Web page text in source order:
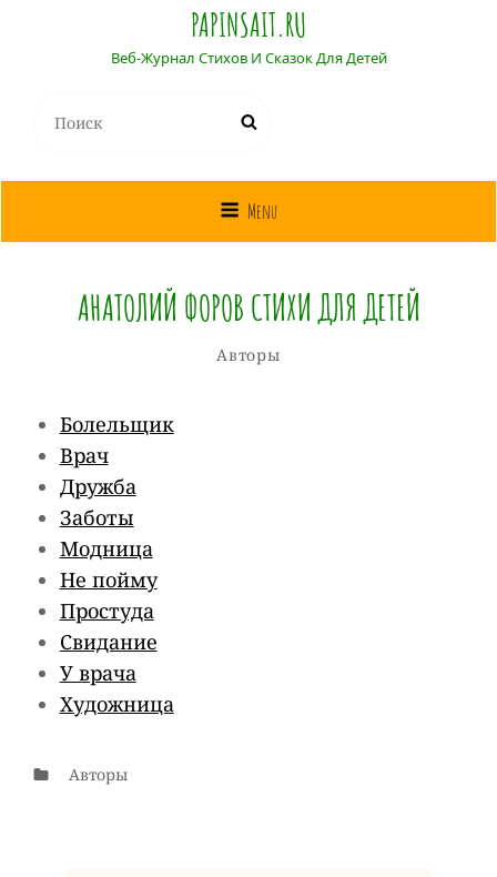
PAPINSAIT.RU
Веб-Журнал Стихов И Сказок Для Детей
Menu
АНАТОЛИЙ ФОРОВ СТИХИ ДЛЯ ДЕТЕЙ
Рубрики
АвторыОт
Собиратель
Болельщик
Врач
Дружба
Заботы
Модница
Не пойму
Простуда
Свидание
У врача
Художница
Рубрики
Авторы